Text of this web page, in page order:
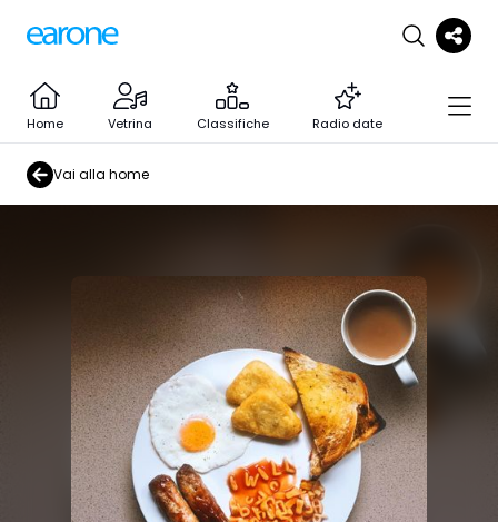
Home Vetrina Classifiche Radio date
Vai alla home